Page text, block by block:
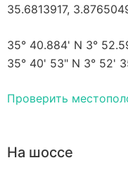
35.6813917,
35° 40.884' N 3°
35° 40' 53" N 3° 52'
Проверить
На шоссе